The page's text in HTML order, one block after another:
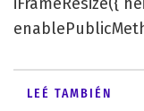
LEÉ TAMBIÉN